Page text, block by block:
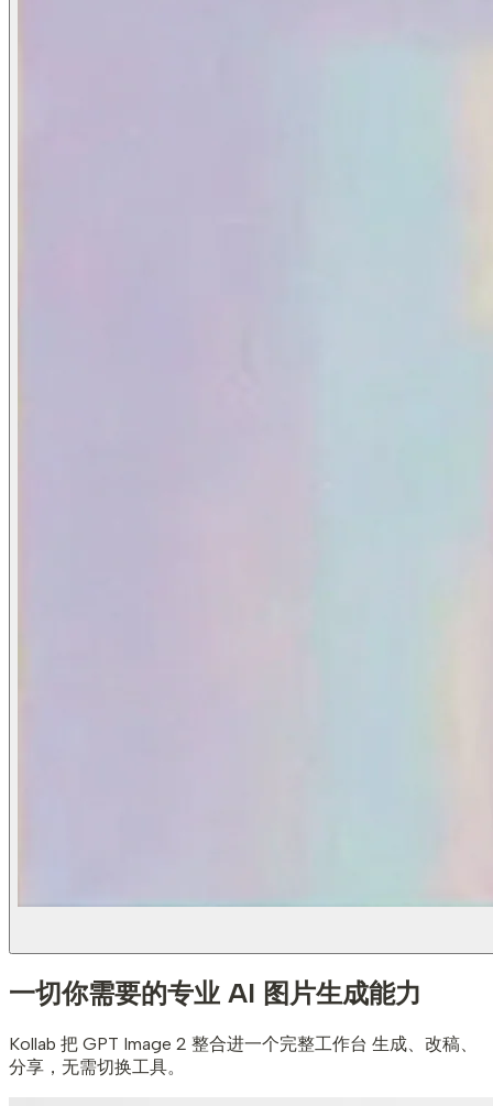
一切你需要的专业 AI 图片生成能力
Kollab 把 GPT Image 2 整合进一个完整工作台 生成、改稿、
分享，无需切换工具。